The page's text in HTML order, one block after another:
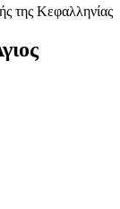
της Κεφαλληνίας